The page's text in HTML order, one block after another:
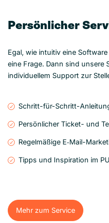
Persönlicher
Egal, wie intuitiv eine
eine Frage. Dann sind unsere
individuellem Support zur
Schritt-für-Schritt-
Persönlicher Ticket- und
Regelmäßige E‑Mail-
Tipps und Inspiration im
Mehr zum Service
Mehr zum Service